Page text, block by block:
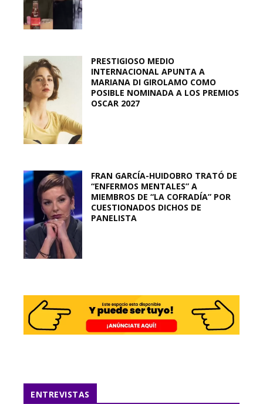
PRESTIGIOSO MEDIO
INTERNACIONAL APUNTA A
MARIANA DI GIROLAMO COMO
POSIBLE NOMINADA A LOS PREMIOS
OSCAR 2027
FRAN GARCÍA-HUIDOBRO TRATÓ DE
“ENFERMOS MENTALES” A
MIEMBROS DE “LA COFRADÍA” POR
CUESTIONADOS DICHOS DE
PANELISTA
ENTREVISTAS